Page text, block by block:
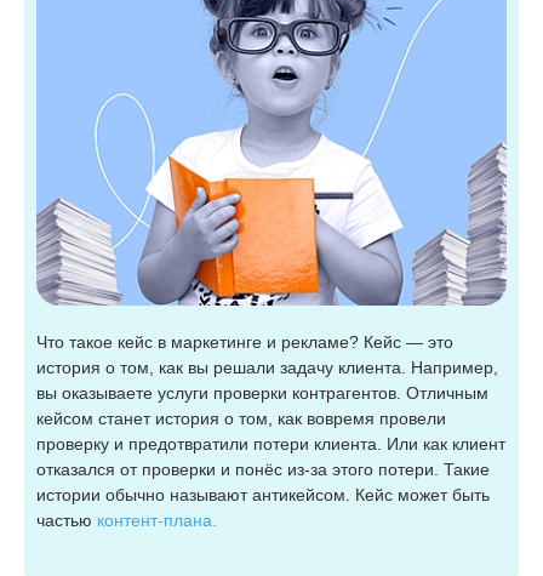
Что такое кейс в маркетинге и рекламе? Кейс — это
история о том, как вы решали задачу клиента. Например,
вы оказываете услуги проверки контрагентов. Отличным
кейсом станет история о том, как вовремя провели
проверку и предотвратили потери клиента. Или как клиент
отказался от проверки и понёс из-за этого потери. Такие
истории обычно называют антикейсом. Кейс может быть
частью контент-плана.